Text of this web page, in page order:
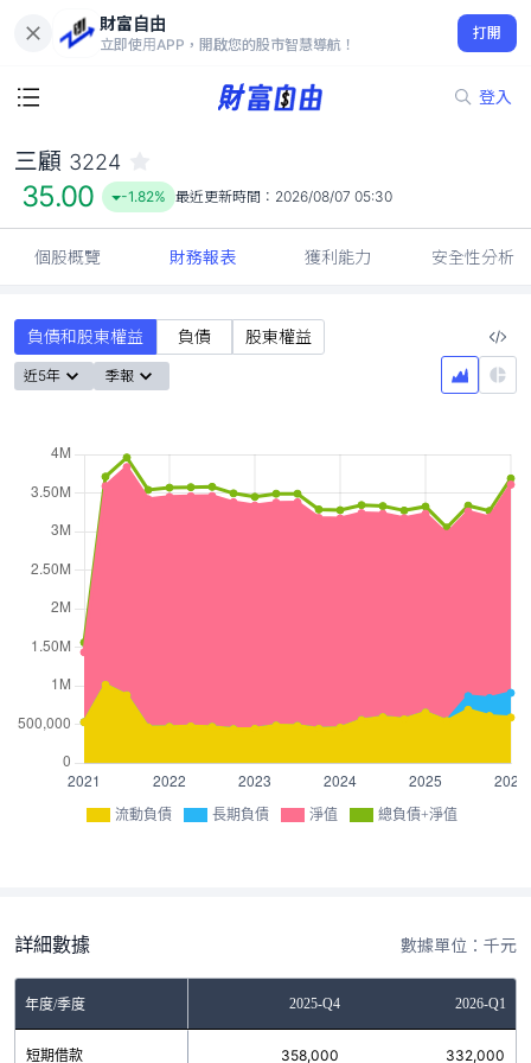
財富自由
立即使用APP，開啟您的股市智慧導航！
打開
登入
35.00
-1.82%
三顧 3224
35.00 -1.82% 最近更新時間： 2026/08/07 05:30
個股概覽 財務報表 獲利能力 安全性分析
負債和股東權益 負債 股東權益
近5年 季報
流動負債 長期負債 淨值 總負債+淨值
詳細數據 數據單位：千元
年度/季度 2025-Q4 2026-Q1
短期借款 358,000 332,000